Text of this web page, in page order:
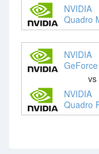
NVIDIA
Quadro
NVIDIA
vs
NVIDIA
Quadro